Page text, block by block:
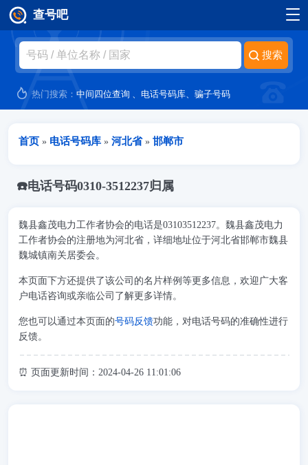
跳转到主要内容
查号吧
热门搜索：中间四位查询 、 电话号码库、骗子号码
当前位置
首页 » 电话号码库 » 河北省 » 邯郸市
☎️电话号码0310-3512237归属
魏县鑫茂电力工作者协会的电话是03103512237。魏县鑫茂电力
工作者协会的注册地为河北省，详细地址位于河北省邯郸市魏县
魏城镇南关居委会。
本页面下方还提供了该公司的名片样例等更多信息，欢迎广大客
户电话咨询或亲临公司了解更多详情。
您也可以通过本页面的号码反馈功能，对电话号码的准确性进行
反馈。
⏰ 页面更新时间：2024-04-26 11:01:06